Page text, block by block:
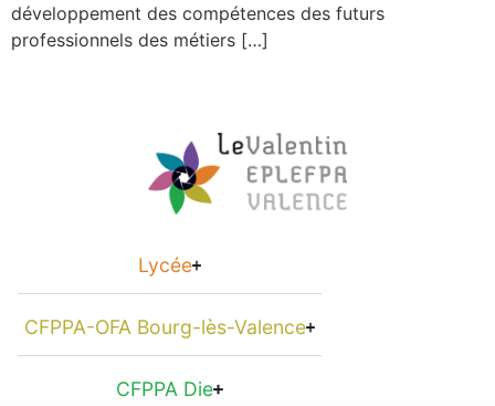
développement des compétences des futurs
professionnels des métiers […]
Lycée
CFPPA-OFA Bourg-lès-Valence
CFPPA Die